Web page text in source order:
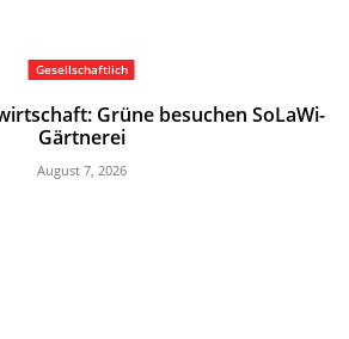
Gesellschaftlich
Grüne besuchen SoLaWi-
Gärtnerei
August 7, 2026